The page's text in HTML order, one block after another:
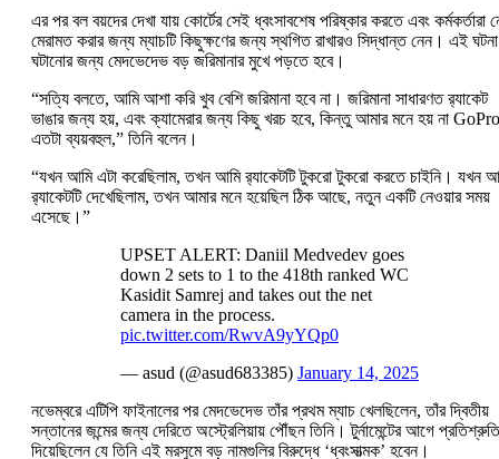
এর পর বল বয়দের দেখা যায় কোর্টের সেই ধ্বংসাবশেষ পরিষ্কার করতে এবং কর্মকর্তারা
মেরামত করার জন্য ম্যাচটি কিছুক্ষণের জন্য স্থগিত রাখারও সিদ্ধান্ত নেন। এই ঘটনা
ঘটানোর জন্য মেদভেদেভ বড় জরিমানার মুখে পড়তে হবে।
“সত্যি বলতে, আমি আশা করি খুব বেশি জরিমানা হবে না। জরিমানা সাধারণত র‍্যাকেট
ভাঙার জন্য হয়, এবং ক্যামেরার জন্য কিছু খরচ হবে, কিন্তু আমার মনে হয় না GoPro
এতটা ব্যয়বহুল,” তিনি বলেন।
“যখন আমি এটা করেছিলাম, তখন আমি র‍্যাকেটটি টুকরো টুকরো করতে চাইনি। যখন
র‍্যাকেটটি দেখেছিলাম, তখন আমার মনে হয়েছিল ঠিক আছে, নতুন একটি নেওয়ার সময়
এসেছে।”
UPSET ALERT: Daniil Medvedev goes
down 2 sets to 1 to the 418th ranked WC
Kasidit Samrej and takes out the net
camera in the process.
pic.twitter.com/RwvA9yYQp0
— asud (@asud683385) January 14, 2025
নভেম্বরে এটিপি ফাইনালের পর মেদভেদেভ তাঁর প্রথম ম্যাচ খেলছিলেন, তাঁর দ্বিতীয়
সন্তানের জন্মের জন্য দেরিতে অস্ট্রেলিয়ায় পৌঁছন তিনি। টুর্নামেন্টের আগে প্রতিশ্রুতি
দিয়েছিলেন যে তিনি এই মরসুমে বড় নামগুলির বিরুদ্ধে ‘ধ্বংসাত্মক’ হবেন।